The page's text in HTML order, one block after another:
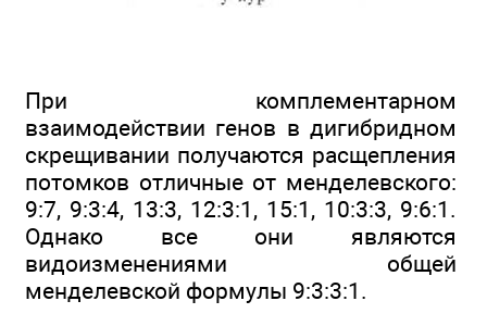
При комплементарном
взаимодействии генов в дигибридном
скрещивании получаются расщепления
потомков отличные от менделевского:
9:7, 9:3:4, 13:3, 12:3:1, 15:1, 10:3:3, 9:6:1.
Однако все они являются
видоизменениями общей
менделевской формулы 9:3:3:1.